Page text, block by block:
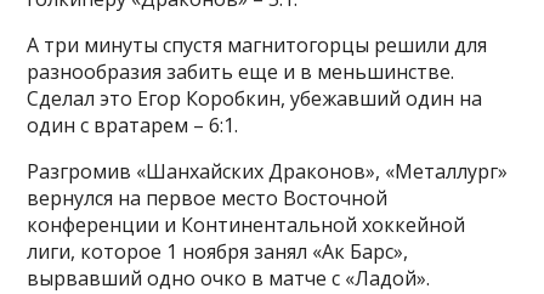
А три минуты спустя магнитогорцы решили для
разнообразия забить еще и в меньшинстве.
Сделал это Егор Коробкин, убежавший один на
один с вратарем – 6:1.
Разгромив «Шанхайских Драконов», «Металлург»
вернулся на первое место Восточной
конференции и Континентальной хоккейной
лиги, которое 1 ноября занял «Ак Барс»,
вырвавший одно очко в матче с «Ладой».